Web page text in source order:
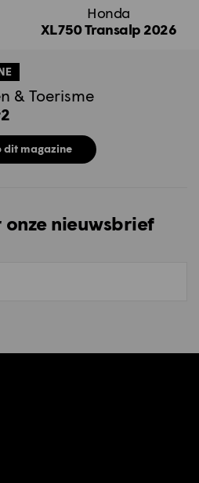
Honda
XL750 Transalp 2026
& Toerisme
dit magazine
nieuwsbrief